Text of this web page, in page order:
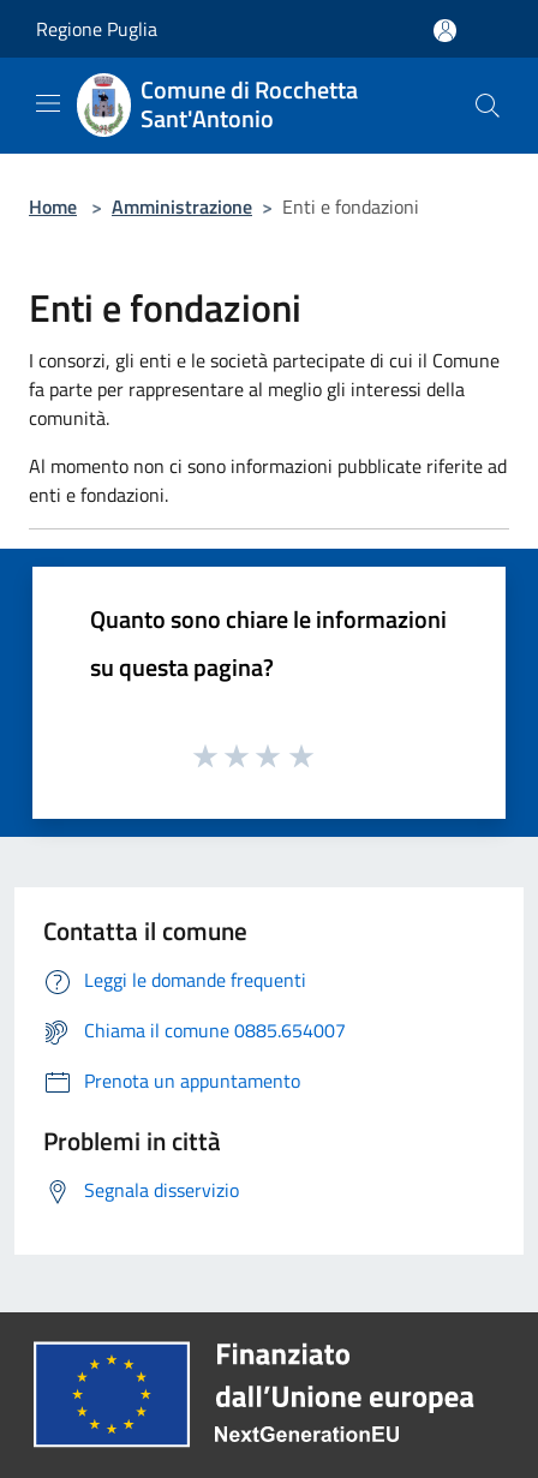
Regione Puglia
Comune di Rocchetta
Sant'Antonio
Home > Amministrazione > Enti e fondazioni
Enti e fondazioni
I consorzi, gli enti e le società partecipate di cui il Comune
fa parte per rappresentare al meglio gli interessi della
comunità.
Al momento non ci sono informazioni pubblicate riferite ad
enti e fondazioni.
Quanto sono chiare le informazioni
su questa pagina?
Contatta il comune
Leggi le domande frequenti
Chiama il comune 0885.654007
Prenota un appuntamento
Problemi in città
Segnala disservizio